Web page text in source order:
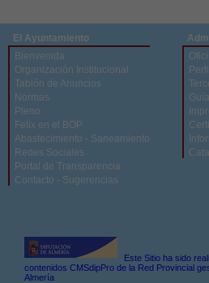
El Ayuntamiento
Bienvenida
Organización Institucional
Tablón de Anuncios
Normas
Pleno
Felix en el BOP
Abastecimiento - Saneamiento
Redes Sociales
Portal de Transparencia
Contacto - Sugerencias
Este Sitio ha sido
contenidos CMSdipPro de la Red Provincial
Almería